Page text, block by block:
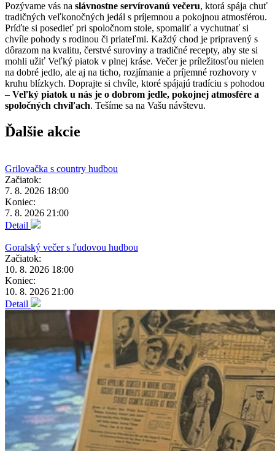
Pozývame vás na slávnostne servírovanú večeru, ktorá spája chuť
tradičných veľkonočných jedál s príjemnou a pokojnou atmosférou.
Príďte si posedieť pri spoločnom stole, spomaliť a vychutnať si
chvíle pohody s rodinou či priateľmi. Každý chod je pripravený s
dôrazom na kvalitu, čerstvé suroviny a tradičné recepty, aby ste si
mohli užiť Veľký piatok v plnej kráse. Večer je príležitosťou nielen
na dobré jedlo, ale aj na ticho, rozjímanie a príjemné rozhovory v
kruhu blízkych. Doprajte si chvíle, ktoré spájajú tradíciu s pohodou
– Veľký piatok u nás je o dobrom jedle, pokojnej atmosfére a
spoločných chvíľach. Tešíme sa na Vašu návštevu.
Ďalšie akcie
Grilovačka s country hudbou
Začiatok:
7. 8. 2026 18:00
Koniec:
7. 8. 2026 21:00
Detail
Goralský večer s ľudovou hudbou
Začiatok:
10. 8. 2026 18:00
Koniec:
10. 8. 2026 21:00
Detail